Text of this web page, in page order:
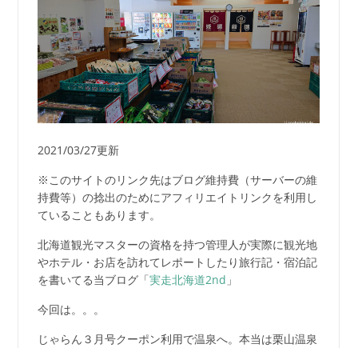
2021/03/27更新
※このサイトのリンク先はブログ維持費（サーバーの維
持費等）の捻出のためにアフィリエイトリンクを利用し
ていることもあります。
北海道観光マスターの資格を持つ管理人が実際に観光地
やホテル・お店を訪れてレポートしたり旅行記・宿泊記
を書いてる当ブログ「実走北海道2nd 」
今回は。。。
じゃらん３月号クーポン利用で温泉へ。本当は栗山温泉